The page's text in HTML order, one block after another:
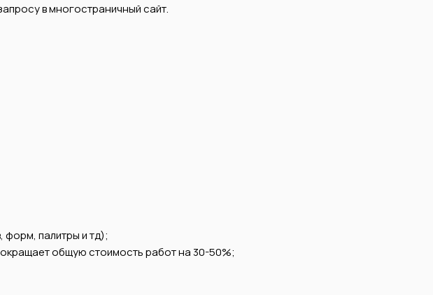
в многостраничный сайт.
форм, палитры и тд);
общую стоимость работ на 30-50%;